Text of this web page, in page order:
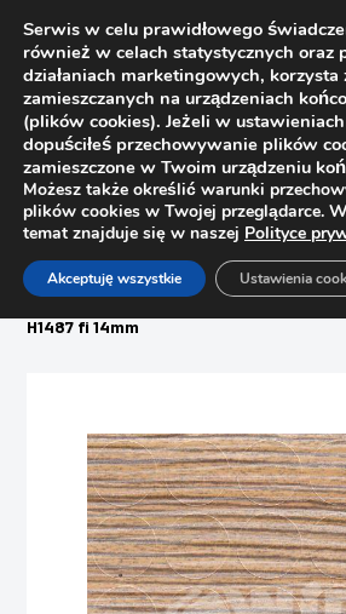
Strona główna
Sklep
Woski, pisaki, zaślepki, filce
H1487 fi 14mm
Serwis w celu prawidłowego
również w celach statystycznych oraz
działaniach marketingowych, korzysta
zamieszczanych na urządzeniach
(plików cookies). Jeżeli w
dopuściłeś przechowywanie plików
zamieszczone w Twoim urządzeniu
Możesz także określić warunki
plików cookies w Twojej przeglądarce.
temat znajduje się w naszej Polityce
Akceptuję wszystkie Ustawienia